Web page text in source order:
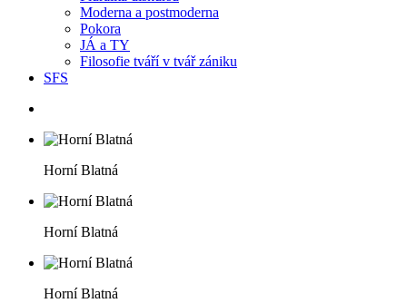
Moderna a postmoderna
Pokora
JÁ a TY
Filosofie tváří v tvář zániku
SFS
Horní Blatná
Horní Blatná
Horní Blatná